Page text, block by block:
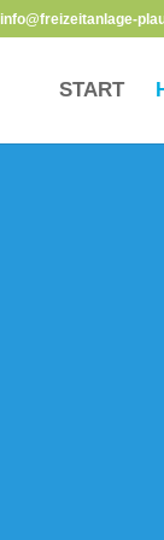
info@freizeitanlage-
START